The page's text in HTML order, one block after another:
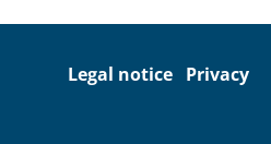
Legal notice Privacy